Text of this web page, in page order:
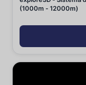
(1000m - 12000m)